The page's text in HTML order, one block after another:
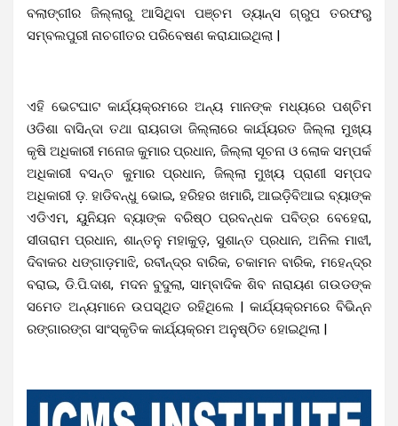
ବଲାଙ୍ଗୀର ଜିଲ୍ଲାରୁ ଆସିଥିବା ପଞ୍ଚମ ଡ୍ୟାନ୍ସ ଗ୍ରୁପ ତରଫରୁ
ସମ୍ବଲପୁରୀ ନାଚଗୀତର ପରିବେଷଣ କରାଯାଇଥିଲା |
ଏହି ଭେଟଘାଟ କାର୍ଯ୍ୟକ୍ରମରେ ଅନ୍ୟ ମାନଙ୍କ ମଧ୍ୟରେ ପଶ୍ଚିମ
ଓଡିଶା ବାସିନ୍ଦା ତଥା ରାୟଗଡା ଜିଲ୍ଲାରେ କାର୍ଯ୍ୟରତ ଜିଲ୍ଲା ମୁଖ୍ୟ
କୃଷି ଅଧିକାରୀ ମନୋଜ କୁମାର ପ୍ରଧାନ, ଜିଲ୍ଲା ସୂଚନା ଓ ଲୋକ ସମ୍ପର୍କ
ଅଧିକାରୀ ବସନ୍ତ କୁମାର ପ୍ରଧାନ, ଜିଲ୍ଲା ମୁଖ୍ୟ ପ୍ରାଣୀ ସମ୍ପଦ
ଅଧିକାରୀ ଡ଼. ହାଡିବନ୍ଧୁ ଭୋଇ, ହରିହର ଖମାରି, ଆଇଡ଼ିବିଆଇ ବ୍ୟାଙ୍କ
ଏଡିଏମ, ୟୁନିୟନ ବ୍ୟାଙ୍କ ବରିଷ୍ଠ ପ୍ରବନ୍ଧକ ପବିତ୍ର ବେହେରା,
ସୀତାରାମ ପ୍ରଧାନ, ଶାନ୍ତନୁ ମହାକୁଡ଼, ସୁଶାନ୍ତ ପ୍ରଧାନ, ଅନିଲ ମାଝୀ,
ଦିବାକର ଧଙ୍ଗାଡ଼ମାଝି, ରବୀନ୍ଦ୍ର ବାରିକ, ଚକାମନ ବାରିକ, ମହେନ୍ଦ୍ର
ବରାଇ, ଡି.ପି.ଦାଶ, ମଦନ ବୁଦୁଲା, ସାମ୍ବାଦିକ ଶିବ ନାରାୟଣ ଗଉଡଙ୍କ
ସମେତ ଅନ୍ୟମାନେ ଉପସ୍ଥିତ ରହିଥିଲେ | କାର୍ଯ୍ୟକ୍ରମରେ ବିଭିନ୍ନ
ରଙ୍ଗାରଙ୍ଗ ସାଂସ୍କୃତିକ କାର୍ଯ୍ୟକ୍ରମ ଅନୁଷ୍ଠିତ ହୋଇଥିଲା |